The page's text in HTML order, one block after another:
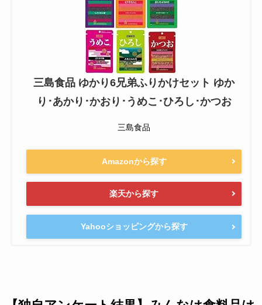
三島食品 ゆかり6兄弟ふりかけセット ゆか
り･あかり･かおり･うめこ･ひろし･かつお
三島食品
Amazonから探す
楽天から探す
Yahooショッピングから探す